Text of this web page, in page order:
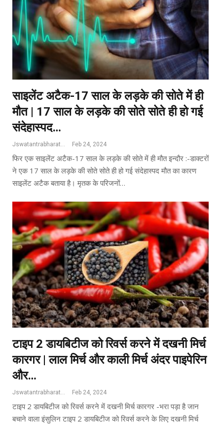
साइलेंट अटैक-17 साल के लड़के की सोते में ही
मौत | 17 साल के लड़के की सोते सोते ही हो गई
संदेहास्पद…
Jswatantrabharat@gmail.com Feb 24, 2024
फिर एक साइलेंट अटैक-17 साल के लड़के की सोते में ही मौत इन्दौर :-डाक्टरों
ने एक 17 साल के लड़के की सोते सोते ही हो गई संदेहास्पद मौत का कारण
साइलेंट अटैक बताया है। मृतक के परिजनों…
टाइप 2 डायबिटीज को रिवर्स करने में दखनी मिर्च
कारगर | लाल मिर्च और काली मिर्च अंदर पाइपेरिन
और…
Feb 24, 2024
टाइप 2 डायबिटीज को रिवर्स करने में दखनी मिर्च कारगर -भरा पड़ा है जान
बचाने वाला इंसुलिन टाइप 2 डायबिटीज को रिवर्स करने के लिए दखनी मिर्च